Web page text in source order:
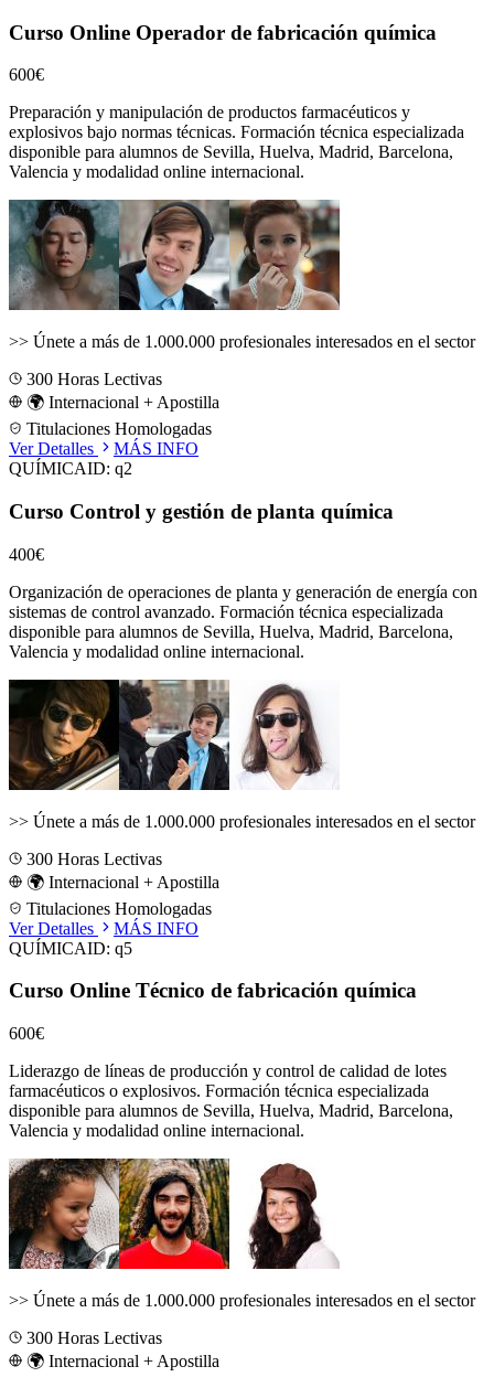
Curso Online Operador de fabricación química
600€
Preparación y manipulación de productos farmacéuticos y
explosivos bajo normas técnicas. Formación técnica especializada
disponible para alumnos de Sevilla, Huelva, Madrid, Barcelona,
Valencia y modalidad online internacional.
>> Únete a más de 1.000.000 profesionales interesados en el sector
300 Horas Lectivas
🌍 Internacional + Apostilla
Titulaciones Homologadas
Ver Detalles
MÁS INFO
QUÍMICAID: q2
Curso Control y gestión de planta química
400€
Organización de operaciones de planta y generación de energía con
sistemas de control avanzado. Formación técnica especializada
disponible para alumnos de Sevilla, Huelva, Madrid, Barcelona,
Valencia y modalidad online internacional.
>> Únete a más de 1.000.000 profesionales interesados en el sector
300 Horas Lectivas
🌍 Internacional + Apostilla
Titulaciones Homologadas
Ver Detalles
MÁS INFO
QUÍMICAID: q5
Curso Online Técnico de fabricación química
600€
Liderazgo de líneas de producción y control de calidad de lotes
farmacéuticos o explosivos. Formación técnica especializada
disponible para alumnos de Sevilla, Huelva, Madrid, Barcelona,
Valencia y modalidad online internacional.
>> Únete a más de 1.000.000 profesionales interesados en el sector
300 Horas Lectivas
🌍 Internacional + Apostilla